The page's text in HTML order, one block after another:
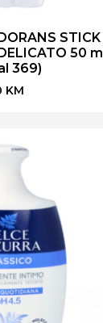
STICK
50 ml
369)
KM